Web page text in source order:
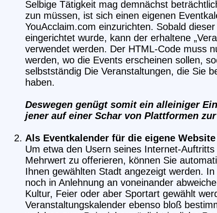
Selbige Tätigkeit mag demnächst
zun müssen, ist sich einen eigenen
YouAcclaim.com einzurichten. Sobald
eingerichtet wurde, kann der erhaltene
verwendet werden. Der HTML-Code muss
werden, wo die Events erscheinen sollen,
selbstständig Die Veranstaltungen, die Sie
haben.
Deswegen genügt somit ein alleiniger
jener auf einer Schar von Plattformen
Als Eventkalender für die eigene
Um etwa den Usern seines Internet-
Mehrwert zu offerieren, können Sie
Ihnen gewählten Stadt angezeigt werden.
noch in Anlehnung an voneinander
Kultur, Feier oder aber Sportart gewählt
Veranstaltungskalender ebenso bloß